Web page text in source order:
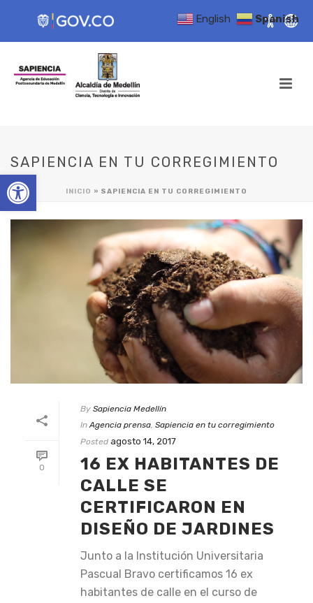
Open toolbar
SAPIENCIA EN TU CORREGIMIENTO
INICIO » SAPIENCIA EN TU CORREGIMIENTO
0
By Sapiencia Medellín
In Agencia prensa, Sapiencia en tu corregimiento
Posted agosto 14, 2017
16 EX HABITANTES DE
CALLE SE
CERTIFICARON EN
DISEÑO DE JARDINES
Junto a la Institución Universitaria
Pascual Bravo​ certificamos 16 ex
habitantes de calle en el curso de
English Spanish